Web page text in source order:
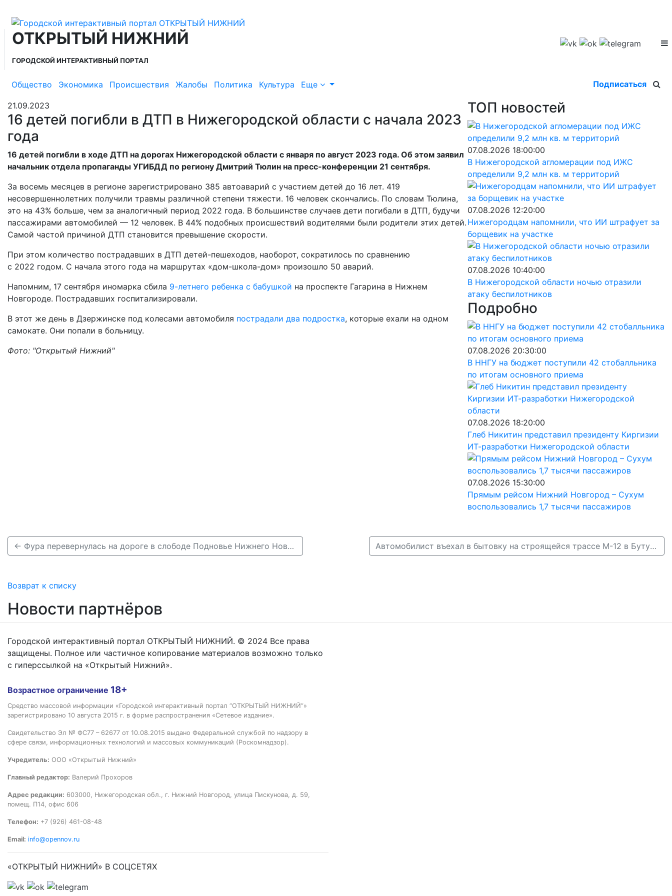
ОТКРЫТЫЙ НИЖНИЙ
ГОРОДСКОЙ ИНТЕРАКТИВНЫЙ ПОРТАЛ
Общество Экономика Происшествия Жалобы Политика Культура Еще Подписаться
21.09.2023
16 детей погибли в ДТП в Нижегородской области с начала 2023
года
16 детей погибли в ходе ДТП на дорогах Нижегородской области с января по август 2023 года. Об этом заявил
начальник отдела пропаганды УГИБДД по региону Дмитрий Тюлин на пресс-конференции 21 сентября.
За восемь месяцев в регионе зарегистрировано 385 автоаварий с участием детей до 16 лет. 419
несовершеннолетних получили травмы различной степени тяжести. 16 человек скончались. По словам Тюлина,
это на 43% больше, чем за аналогичный период 2022 года. В большинстве случаев дети погибали в ДТП, будучи
пассажирами автомобилей — 12 человек. В 44% подобных происшествий водителями были родители этих детей.
Самой частой причиной ДТП становится превышение скорости.
При этом количество пострадавших в ДТП детей-пешеходов, наоборот, сократилось по сравнению
с 2022 годом. С начала этого года на маршрутах «дом-школа-дом» произошло 50 аварий.
Напомним, 17 сентября иномарка сбила 9-летнего ребенка с бабушкой на проспекте Гагарина в Нижнем
Новгороде. Пострадавших госпитализировали.
В этот же день в Дзержинске под колесами автомобиля пострадали два подростка, которые ехали на одном
самокате. Они попали в больницу.
Фото: "Открытый Нижний"
ТОП новостей
07.08.2026 18:00:00
В Нижегородской агломерации под ИЖС
определили 9,2 млн кв. м территорий
07.08.2026 12:20:00
Нижегородцам напомнили, что ИИ штрафует за
борщевик на участке
07.08.2026 10:40:00
В Нижегородской области ночью отразили
атаку беспилотников
Подробно
07.08.2026 20:30:00
В ННГУ на бюджет поступили 42 стобалльника
по итогам основного приема
07.08.2026 18:20:00
Глеб Никитин представил президенту Киргизии
ИТ-разработки Нижегородской области
07.08.2026 15:30:00
Прямым рейсом Нижний Новгород – Сухум
воспользовались 1,7 тысячи пассажиров
← Фура перевернулась на дороге в слободе Подновье Нижнего Новгорода Автомобилист въехал в бытовку на строящейся трассе М-12 в Бутурлинском районе →
Возврат к списку
Новости партнёров
Городской интерактивный портал ОТКРЫТЫЙ НИЖНИЙ. © 2024 Все права
защищены. Полное или частичное копирование материалов возможно только
с гиперссылкой на «Открытый Нижний».
Возрастное ограничение 18+
Средство массовой информации «Городской интерактивный портал “ОТКРЫТЫЙ НИЖНИЙ”»
зарегистрировано 10 августа 2015 г. в форме распространения «Сетевое издание».
Свидетельство Эл № ФС77 – 62677 от 10.08.2015 выдано Федеральной службой по надзору в
сфере связи, информационных технологий и массовых коммуникаций (Роскомнадзор).
Учредитель: ООО «Открытый Нижний»
Главный редактор: Валерий Прохоров
Адрес редакции: 603000, Нижегородская обл., г. Нижний Новгород, улица Пискунова, д. 59,
помещ. П14, офис 606
Телефон: +7 (926) 461-08-48
Email: info@opennov.ru
«ОТКРЫТЫЙ НИЖНИЙ» В СОЦСЕТЯХ